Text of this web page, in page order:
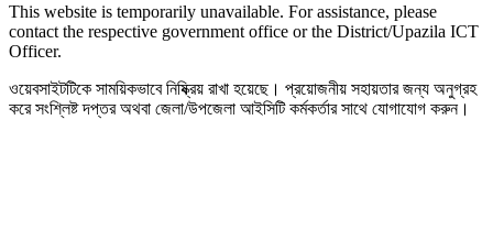
This website is temporarily unavailable. For assistance, please
contact the respective government office or the District/Upazila ICT
Officer.
ওয়েবসাইটটিকে সাময়িকভাবে নিষ্ক্রিয় রাখা হয়েছে। প্রয়োজনীয় সহায়তার জন্য অনুগ্রহ
করে সংশ্লিষ্ট দপ্তর অথবা জেলা/উপজেলা আইসিটি কর্মকর্তার সাথে যোগাযোগ করুন।